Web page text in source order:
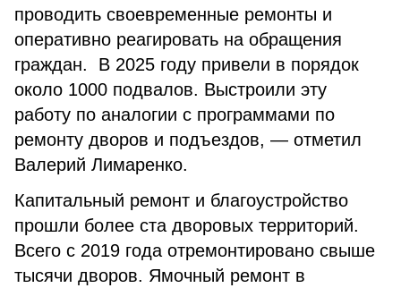
проводить своевременные ремонты и
оперативно реагировать на обращения
граждан. В 2025 году привели в порядок
около 1000 подвалов. Выстроили эту
работу по аналогии с программами по
ремонту дворов и подъездов, — отметил
Валерий Лимаренко.
Капитальный ремонт и благоустройство
прошли более ста дворовых территорий.
Всего с 2019 года отремонтировано свыше
тысячи дворов. Ямочный ремонт в